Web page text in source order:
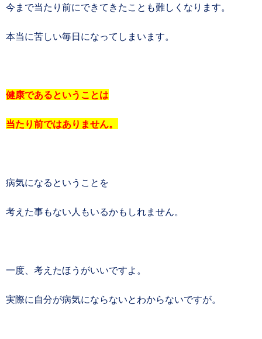
今まで当たり前にできてきたことも難しくなります。
本当に苦しい毎日になってしまいます。
健康であるということは
当たり前ではありません。
病気になるということを
考えた事もない人もいるかもしれません。
一度、考えたほうがいいですよ。
実際に自分が病気にならないとわからないですが。